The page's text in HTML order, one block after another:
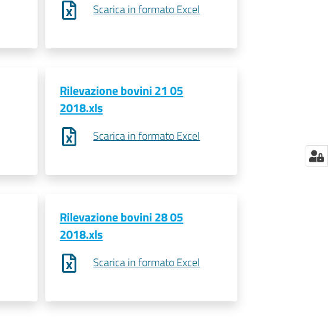
Scarica in formato Excel
Rilevazione bovini 21 05
2018.xls
Scarica in formato Excel
Rilevazione bovini 28 05
2018.xls
Scarica in formato Excel